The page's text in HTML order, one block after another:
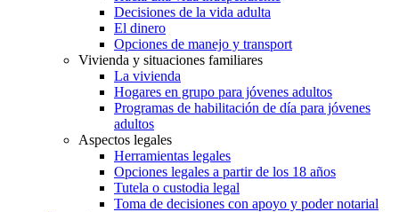
Decisiones de la vida adulta
El dinero
Opciones de manejo y transport
Vivienda y situaciones familiares
La vivienda
Hogares en grupo para jóvenes adultos
Programas de habilitación de día para jóvenes
adultos
Aspectos legales
Herramientas legales
Opciones legales a partir de los 18 años
Tutela o custodia legal
Toma de decisiones con apoyo y poder notarial